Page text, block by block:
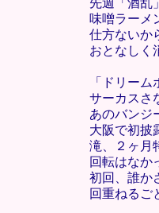
先週「酒乱
味噌ラーメ
仕方ないか
おとなしく
「ドリーム
サーカスさ
あのバンジ
大阪で初披
滝、２ヶ月
回転はなか
初回、誰か
回重ねるご